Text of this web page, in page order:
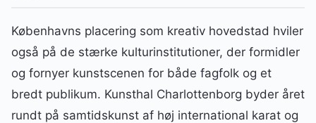
Københavns placering som kreativ hovedstad hviler
også på de stærke kulturinstitutioner, der formidler
og fornyer kunstscenen for både fagfolk og et
bredt publikum. Kunsthal Charlottenborg byder året
rundt på samtidskunst af høj international karat og